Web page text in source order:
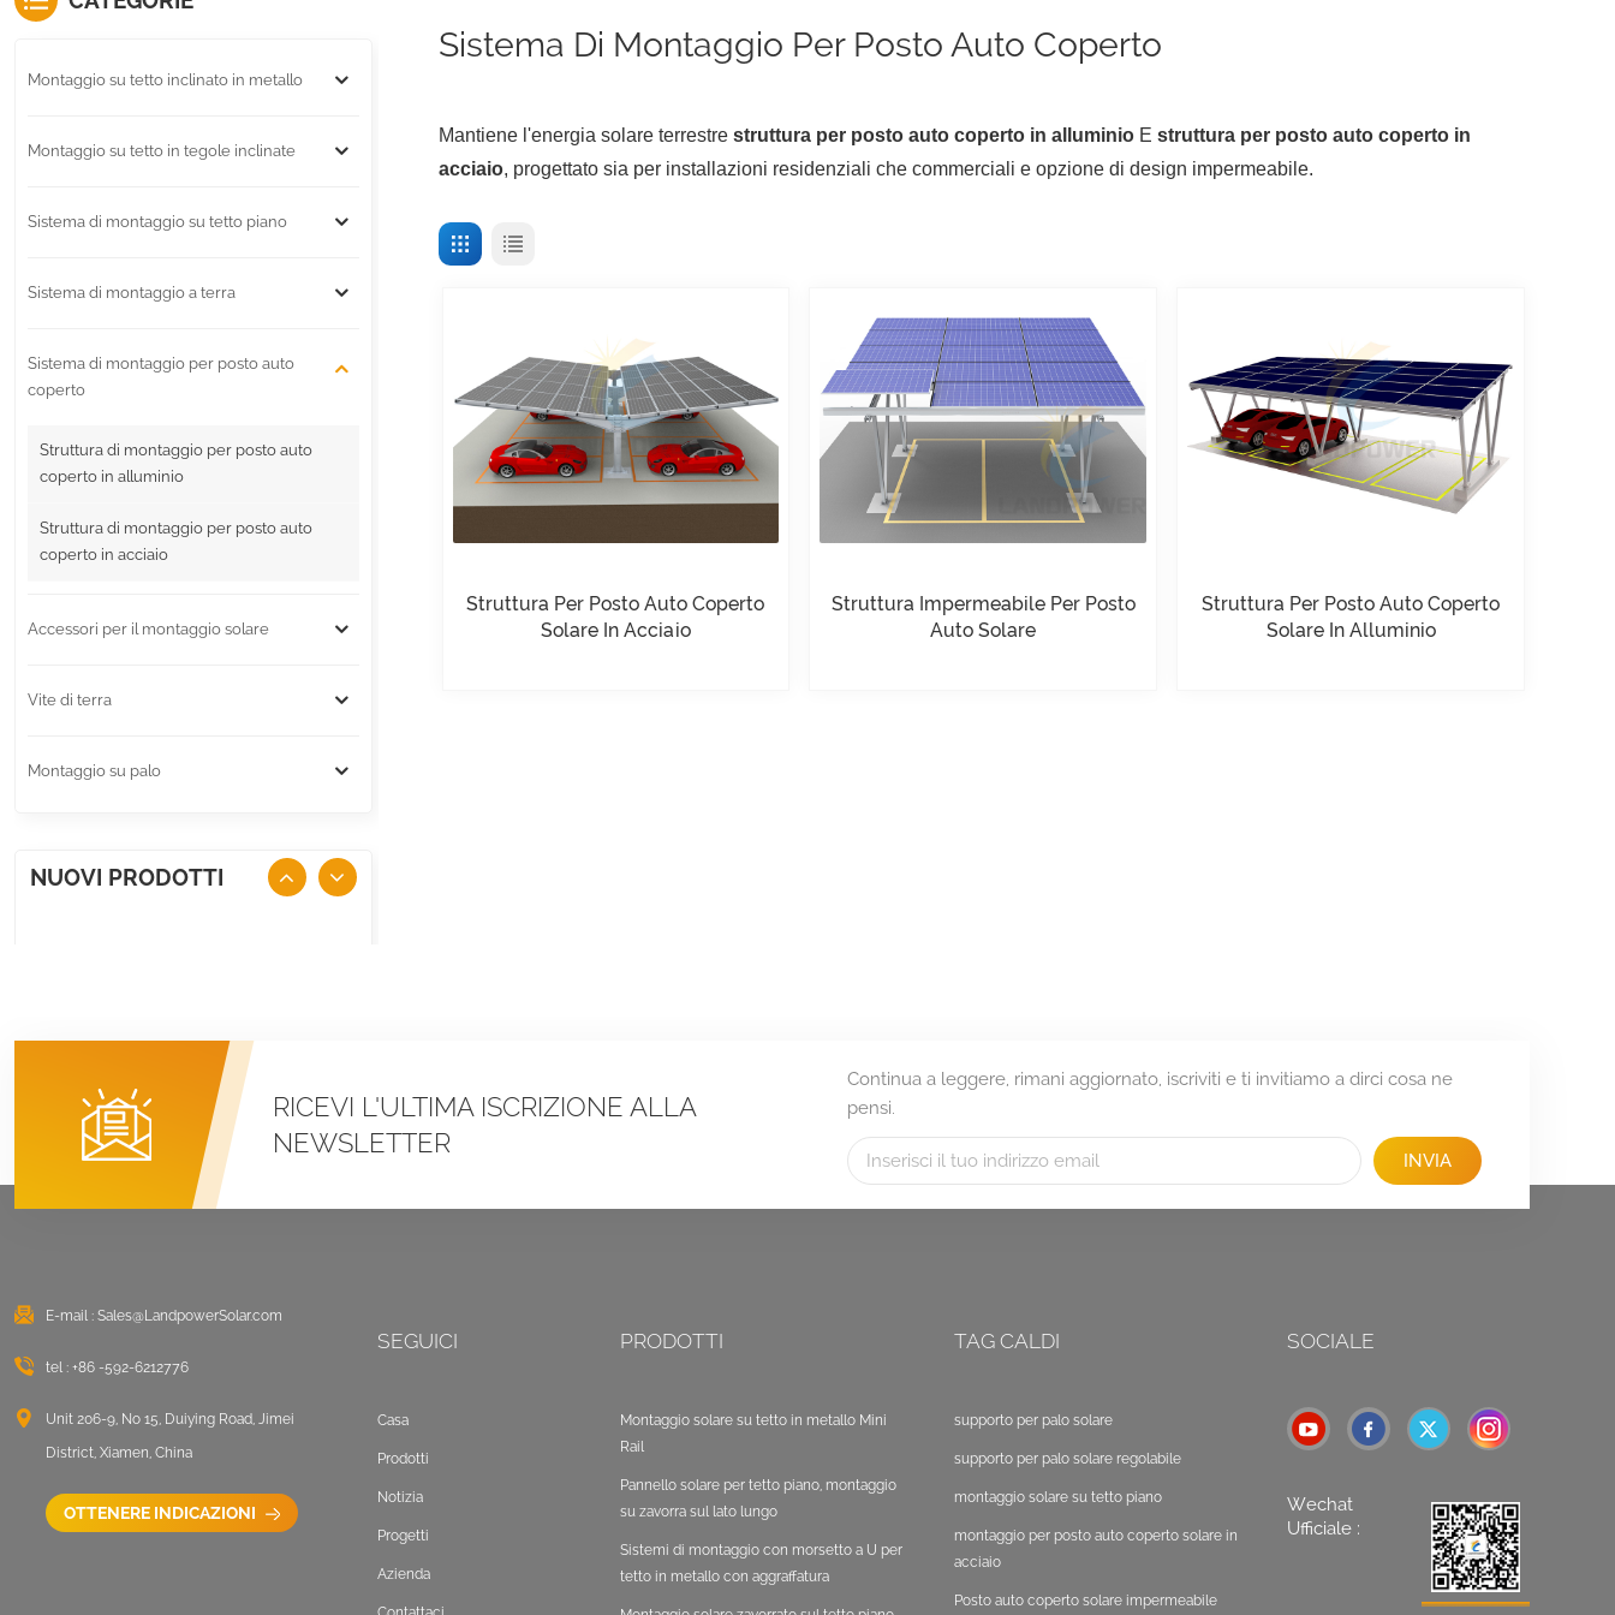
Sistema Di Montaggio Per Posto Auto Coperto
Mantiene l'energia solare terrestre struttura per posto auto coperto in alluminio E struttura per posto auto coperto in
acciaio, progettato sia per installazioni residenziali che commerciali e opzione di design impermeabile.
Struttura Per Posto Auto Coperto
Solare In Acciaio
Struttura Impermeabile Per Posto
Auto Solare
Struttura Per Posto Auto Coperto
Solare In Alluminio
Montaggio su tetto inclinato in metallo
Montaggio su tetto in tegole inclinate
Sistema di montaggio su tetto piano
Sistema di montaggio a terra
Sistema di montaggio per posto auto
coperto
Struttura di montaggio per posto auto
coperto in alluminio
Struttura di montaggio per posto auto
coperto in acciaio
Accessori per il montaggio solare
Vite di terra
Montaggio su palo
NUOVI PRODOTTI
VISUALIZZA DETTAGLI
Pannello solare per
tetto piano,
montaggio su zavorra
sul lato lungo
VISUALIZZA DETTAGLI
con morsetto a U per
aggraffatura
VISUALIZZA DETTAGLI
Montaggio solare
piano est-ovest
RICEVI L'ULTIMA ISCRIZIONE ALLA
NEWSLETTER
Continua a leggere, rimani aggiornato, iscriviti e ti invitiamo a dirci cosa ne
pensi.
INVIA
E-mail : Sales@LandpowerSolar.com
tel : +86 -592-6212776
Unit 206-9, No 15, Duiying Road, Jimei
District, Xiamen, China
OTTENERE INDICAZIONI
SEGUICI
Casa
Prodotti
Notizia
Progetti
Azienda
PRODOTTI
Montaggio solare su tetto in metallo Mini
Rail
Pannello solare per tetto piano, montaggio
su zavorra sul lato lungo
Sistemi di montaggio con morsetto a U per
tetto in metallo con aggraffatura
TAG CALDI
supporto per palo solare
supporto per palo solare regolabile
montaggio solare su tetto piano
montaggio per posto auto coperto solare in
acciaio
Posto auto coperto solare impermeabile
SOCIALE
Wechat
Ufficiale :